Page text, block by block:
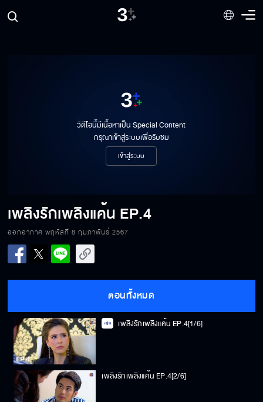
วิดีโอนี้มีเนื้อหาเป็น Special Content
กรุณาเข้าสู่ระบบเพื่อรับชม
เข้าสู่ระบบ
เพลิงรักเพลิงแค้น EP.4
ออกอากาศ พฤหัสที่ 8 กุมภาพันธ์ 2567
ตอนทั้งหมด
เพลิงรักเพลิงแค้น EP.4[1/6]
เพลิงรักเพลิงแค้น EP.4[2/6]